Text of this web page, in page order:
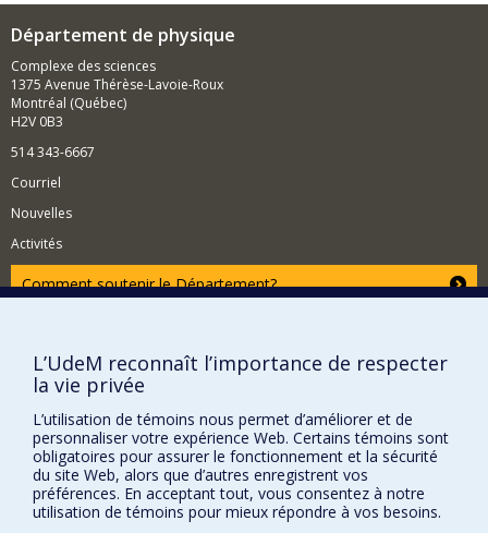
Mégantic. La Société du Télescope Canada-France-
Hawai’i m’a ensuite donné l’opportunité (1980-84) de
mettre en service un excellent grand télescope à un des
meilleurs sites sur terre et d’en faire le meilleur par la
qualité des images qu’il produit. Ceci a contribué à
imagerie haute résolution et conduisit naturellement à
imagerie directe.
Département de physique
Complexe des sciences
1375 Avenue Thérèse-Lavoie-Roux
Montréal (Québec)
H2V 0B3
514 343-6667
Courriel
Nouvelles
Activités
Comment soutenir le Département?
Plan du site
Signaler une erreur
Accessibilité
FACULTÉ DES ARTS ET DES SCIENCES
Nos départements et écoles
Nos centres d'études
L’UdeM reconnaît l’importance de respecter
la vie privée
L’utilisation de témoins nous permet d’améliorer et de
personnaliser votre expérience Web. Certains témoins sont
obligatoires pour assurer le fonctionnement et la sécurité
du site Web, alors que d’autres enregistrent vos
préférences. En acceptant tout, vous consentez à notre
utilisation de témoins pour mieux répondre à vos besoins.